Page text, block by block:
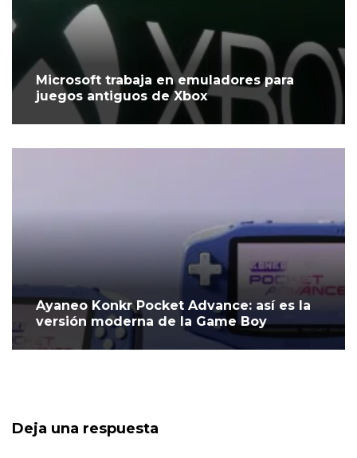
Microsoft trabaja en emuladores para
juegos antiguos de Xbox
Ayaneo Konkr Pocket Advance: así es la
versión moderna de la Game Boy
Deja una respuesta